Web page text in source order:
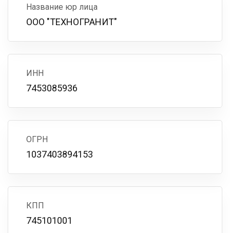
Название юр лица
ООО "ТЕХНОГРАНИТ"
ИНН
7453085936
ОГРН
1037403894153
КПП
745101001